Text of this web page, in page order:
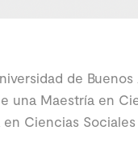
de Buenos
una Maestría en
Ciencias